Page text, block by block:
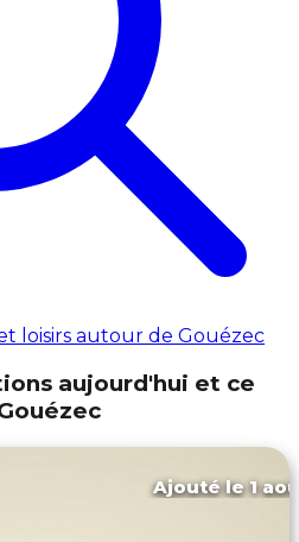
loisirs autour de Gouézec
aujourd'hui et ce
Ajouté le 1